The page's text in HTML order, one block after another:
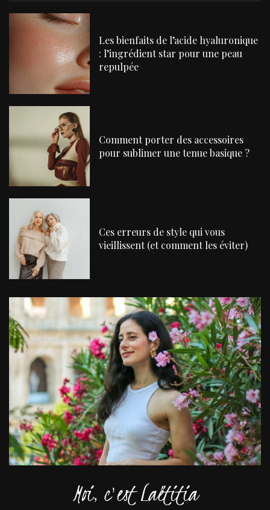
Les bienfaits de l’acide hyaluronique
: l’ingrédient star pour une peau
repulpée
Comment porter des accessoires
pour sublimer une tenue basique ?
Ces erreurs de style qui vous
vieillissent (et comment les éviter)
Moi, c'est Laëtitia